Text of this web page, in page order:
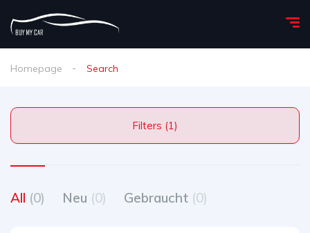
Homepage Search
Filters (1)
All (0) Neu (0) Gebraucht (0)